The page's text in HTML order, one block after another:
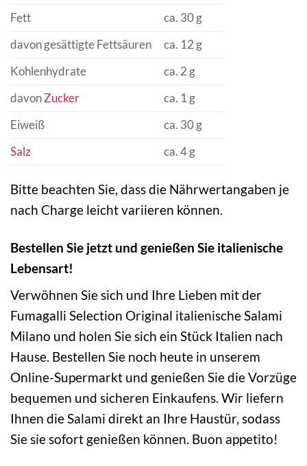
Fett
ca. 30 g
davon gesättigte Fettsäuren
ca. 12 g
Kohlenhydrate
ca. 2 g
davonZucker
ca. 1 g
Eiweiß
ca. 30 g
Salz
ca. 4 g
Bitte beachten Sie, dass die Nährwertangaben je
nach Charge leicht variieren können.
Bestellen Sie jetzt und genießen Sie italienische
Lebensart!
Verwöhnen Sie sich und Ihre Lieben mit der
Fumagalli Selection Original italienische Salami
Milano und holen Sie sich ein Stück Italien nach
Hause. Bestellen Sie noch heute in unserem
Online-Supermarkt und genießen Sie die Vorzüge
bequemen und sicheren Einkaufens. Wir liefern
Ihnen die Salami direkt an Ihre Haustür, sodass
Sie sie sofort genießen können. Buon appetito!